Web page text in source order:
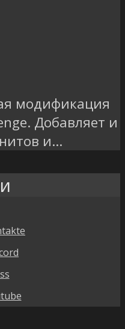
модификация
Добавляет и
и...